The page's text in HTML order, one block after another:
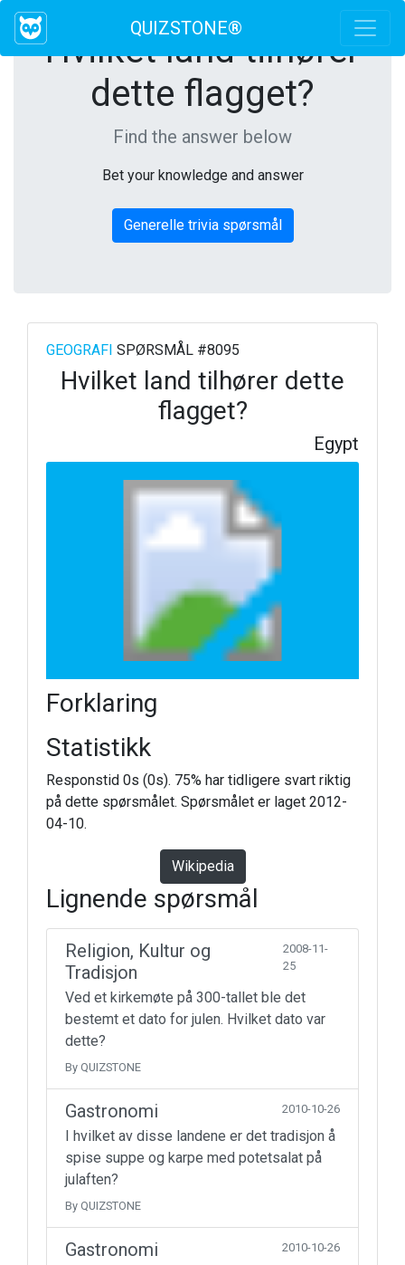
QUIZSTONE®
Hvilket land tilhører
dette flagget?
Find the answer below
Bet your knowledge and answer
Generelle trivia spørsmål
GEOGRAFI SPØRSMÅL #8095
Hvilket land tilhører dette
flagget?
Egypt
Forklaring
Statistikk
Responstid 0s (0s). 75% har tidligere svart riktig
på dette spørsmålet. Spørsmålet er laget 2012-
04-10.
Wikipedia
Lignende spørsmål
Religion, Kultur og
Tradisjon
2008-11-
25
Ved et kirkemøte på 300-tallet ble det
bestemt et dato for julen. Hvilket dato var
dette?
By QUIZSTONE
Gastronomi 2010-10-26
I hvilket av disse landene er det tradisjon å
spise suppe og karpe med potetsalat på
julaften?
By QUIZSTONE
Gastronomi 2010-10-26